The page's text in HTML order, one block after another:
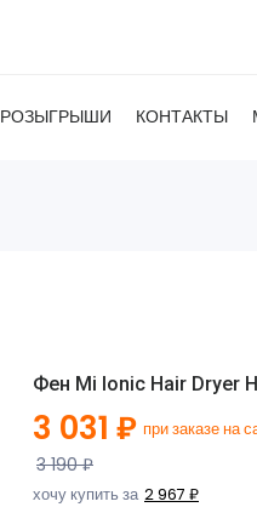
РОЗЫГРЫШИ КОНТАКТЫ
Фен Mi Ionic Hair Dryer
3 031 ₽ при заказе на
3 190 ₽
хочу купить за 2 967 ₽